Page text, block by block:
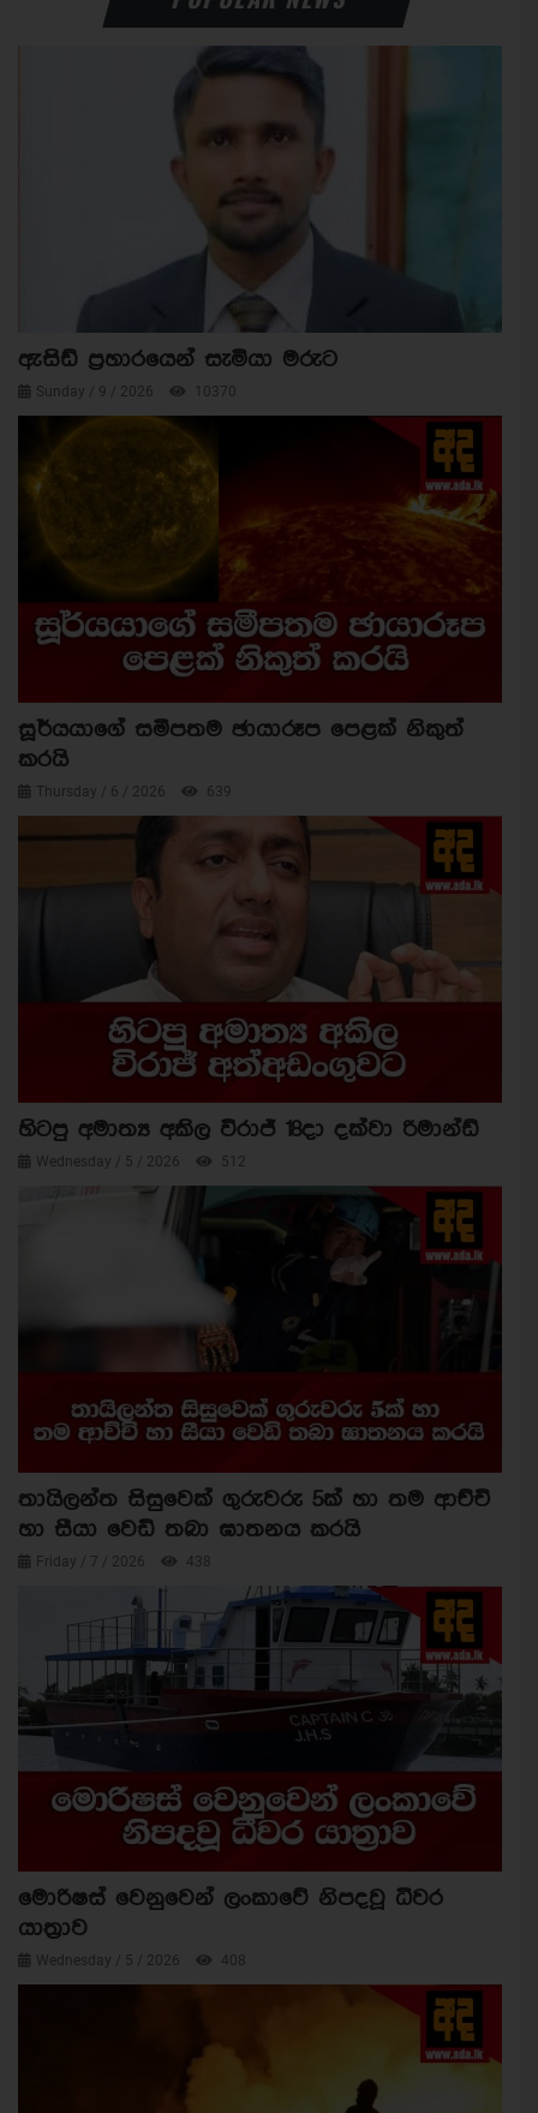
ඇසිඩ් ප්‍රහාරයෙන් සැමියා මරුට
Sunday / 9 / 2026 10370
සූර්යයාගේ සමීපතම ඡායාරූප පෙළක් නිකුත්
කරයි
Thursday / 6 / 2026 639
හිටපු අමාත්‍ය අකිල විරාජ් 18දා දක්වා රිමාන්ඩ්
Wednesday / 5 / 2026 512
තායිලන්ත සිසුවෙක් ගුරුවරු 5ක් හා තම ආච්චි
හා සීයා වෙඩි තබා ඝාතනය කරයි
Friday / 7 / 2026 438
මොරිෂස් වෙනුවෙන් ලංකාවේ නිපදවූ ධීවර
යාත්‍රාව
Wednesday / 5 / 2026 408